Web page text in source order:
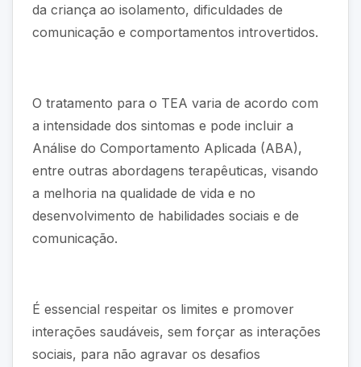
da criança ao isolamento, dificuldades de
comunicação e comportamentos introvertidos.
O tratamento para o TEA varia de acordo com
a intensidade dos sintomas e pode incluir a
Análise do Comportamento Aplicada (ABA),
entre outras abordagens terapêuticas, visando
a melhoria na qualidade de vida e no
desenvolvimento de habilidades sociais e de
comunicação.
É essencial respeitar os limites e promover
interações saudáveis, sem forçar as interações
sociais, para não agravar os desafios